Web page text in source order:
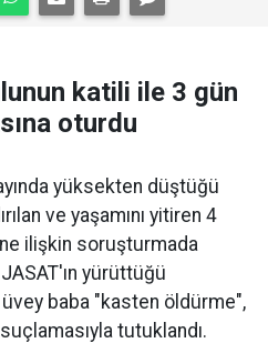
katili ile 3 gün
oturdu
yüksekten düştüğü
ve yaşamını yitiren 4
ilişkin soruşturmada
yürüttüğü
baba "kasten öldürme",
tutuklandı.